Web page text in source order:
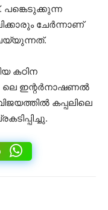
ചേർന്നാണ്
കഠിന
ലെ ഇന്റർനാഷണൽ
കപ്പലിലെ